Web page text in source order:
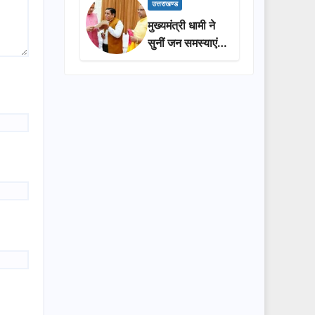
प्रशासन की
सराहना…
उत्तराखण्ड
मुख्यमंत्री धामी ने
सुनीं जन समस्याएं,
अधिकारियों को